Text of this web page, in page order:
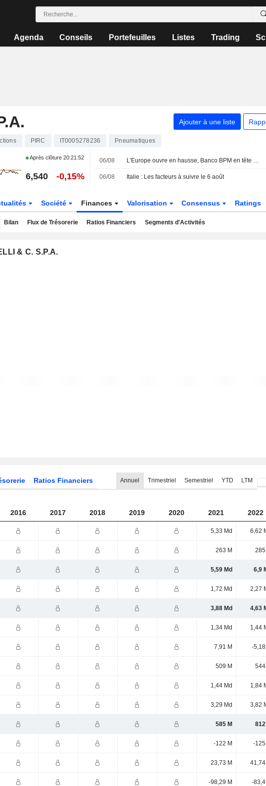
Agenda Conseils Portefeuilles Listes Trading
Ajouter à une liste
PIRC IT0005278236 Pneumatiques
Après clôture20:21:52
6,540 -0,15%
06/08 L'Europe ouvre en hausse, Banco BPM en tête à Milan
06/08 Italie : Les facteurs à suivre le 6 août
Société Finances Valorisation Consensus Ratings
Bilan Flux de Trésorerie Ratios Financiers Segments d'Activités
& C. S.P.A.
Ratios Financiers Annuel Trimestriel Semestriel YTD LTM
2016 2017 2018 2019 2020 2021 2022
5,33 Md 6,62
263 M 285
5,59 Md 6,9
1,72 Md 2,27
3,88 Md 4,63
1,34 Md 1,44
7,91 M -5,18
509 M 544
1,44 Md 1,84
3,29 Md 3,82
585 M 812
-122 M -125
23,73 M 41,74
-98,29 M -83,4